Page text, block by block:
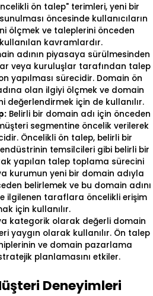
ön talep" terimleri, yeni bir
öncesinde kullanıcıların
ölçmek ve taleplerini önceden
kavramlardır.
adının piyasaya sürülmesinden
veya kuruluşlar tarafından talep
yapılması sürecidir. Domain ön
olan ilgiyi ölçmek ve domain
değerlendirmek için de kullanılır.
Belirli bir domain adı için önceden
segmentine öncelik verilerek
Öncelikli ön talep, belirli bir
temsilcileri gibi belirli bir
yapılan talep toplama sürecini
kurumun yeni bir domain adıyla
belirlemek ve bu domain adını
ilgilenen taraflara öncelikli erişim
için kullanılır.
kategorik olarak değerli domain
yaygın olarak kullanılır. Ön talep
ve domain pazarlama
planlamasını etkiler.
Deneyimleri